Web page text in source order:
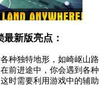
新版亮点：
种独特地形，如崎岖山路
前进途中，你会遇到各种
时需要利用游戏中的辅助